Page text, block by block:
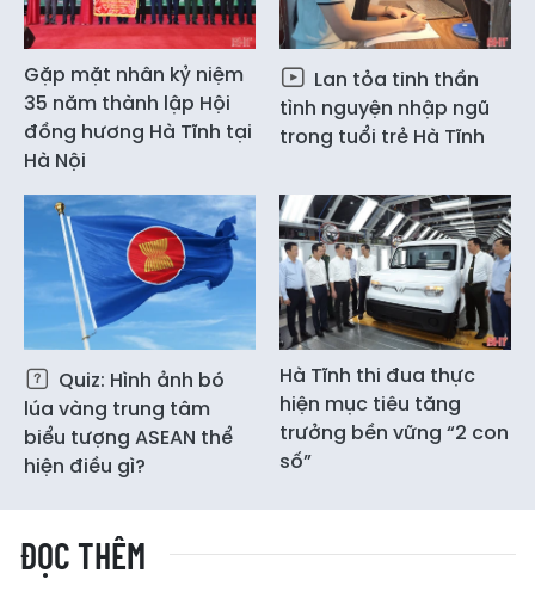
Gặp mặt nhân kỷ niệm
35 năm thành lập Hội
đồng hương Hà Tĩnh tại
Hà Nội
Lan tỏa tinh thần
tình nguyện nhập ngũ
trong tuổi trẻ Hà Tĩnh
Quiz: Hình ảnh bó
lúa vàng trung tâm
biểu tượng ASEAN thể
hiện điều gì?
Hà Tĩnh thi đua thực
hiện mục tiêu tăng
trưởng bền vững “2 con
số”
ĐỌC THÊM